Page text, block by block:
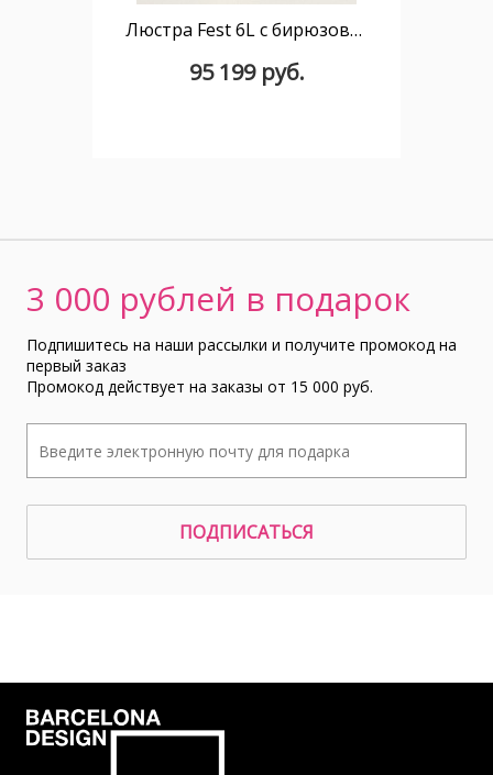
Люстра Fest 6L с бирюзовыми стеклянными дисками 1223
95 199 руб.
3 000 рублей в подарок
Подпишитесь на наши рассылки и получите промокод на
первый заказ
Промокод действует на заказы от 15 000 руб.
ПОДПИСАТЬСЯ